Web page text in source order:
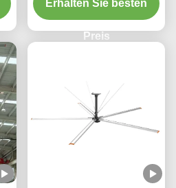
Vertriebszentren
Erhalten Sie besten
Preis